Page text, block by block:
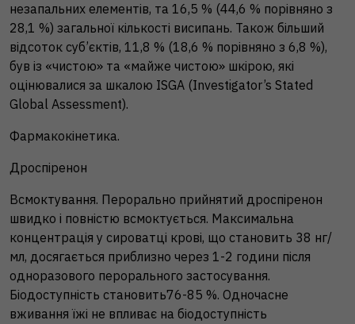
незапальних елементів, та 16,5 % (44,6 % порівняно з
28,1 %) загальної кількості висипань. Також більший
відсоток суб’єктів, 11,8 % (18,6 % порівняно з 6,8 %),
був із «чистою» та «майже чистою» шкірою, які
оцінювалися за шкалою ISGA (Investigator’s Stated
Global Assessment).
Фармакокінетика.
Дроспіренон
Всмоктування. Перорально прийнятий дроспіренон
швидко і повністю всмоктується. Максимальна
концентрація у сироватці крові, що становить 38 нг/
мл, досягається приблизно через 1-2 години після
одноразового перорального застосування.
Біодоступність становить76-85 %. Одночасне
вживання їжі не впливає на біодоступність